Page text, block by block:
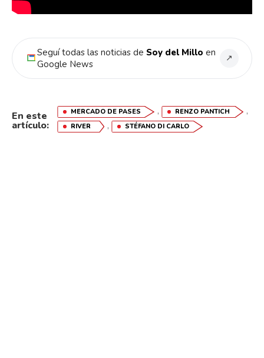
Seguí todas las noticias de Soy del Millo en
Google News
↗
En este
artículo:
MERCADO DE PASES , RENZO PANTICH ,
RIVER , STÉFANO DI CARLO